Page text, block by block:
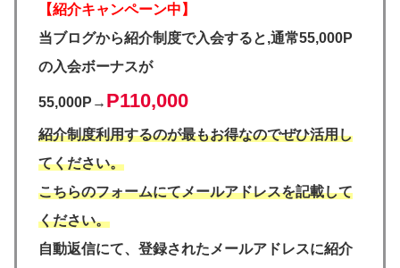
【紹介キャンペーン中】
当ブログから紹介制度で入会すると,通常55,000P
の入会ボーナスが
55,000P→ P110,000
紹介制度利用するのが最もお得なのでぜひ活用し
てください。
こちらのフォームにてメールアドレスを記載して
ください。
自動返信にて、登録されたメールアドレスに紹介